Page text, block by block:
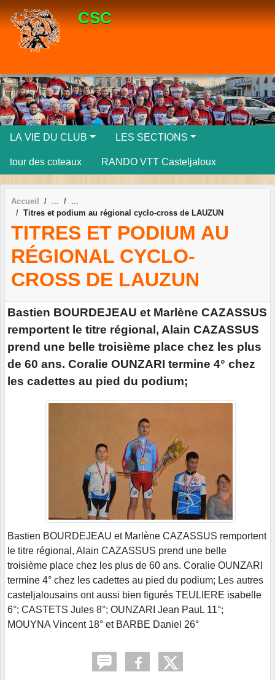
CSC
LA VIE DU CLUB LES SECTIONS
tour des coteaux RANDO VTT Casteljaloux
Accueil
Titres et podium au régional cyclo-cross de LAUZUN
TITRES ET PODIUM AU
RÉGIONAL CYCLO-
CROSS DE LAUZUN
Bastien BOURDEJEAU et Marlène CAZASSUS
remportent le titre régional, Alain CAZASSUS
prend une belle troisième place chez les plus
de 60 ans. Coralie OUNZARI termine 4° chez
les cadettes au pied du podium;
Bastien BOURDEJEAU et Marlène CAZASSUS remportent
le titre régional, Alain CAZASSUS prend une belle
troisième place chez les plus de 60 ans. Coralie OUNZARI
termine 4° chez les cadettes au pied du podium; Les autres
casteljalousains ont aussi bien figurés TEULIERE isabelle
6°; CASTETS Jules 8°; OUNZARI Jean PauL 11°;
MOUYNA Vincent 18° et BARBE Daniel 26°
Panneau de gestion des cookies